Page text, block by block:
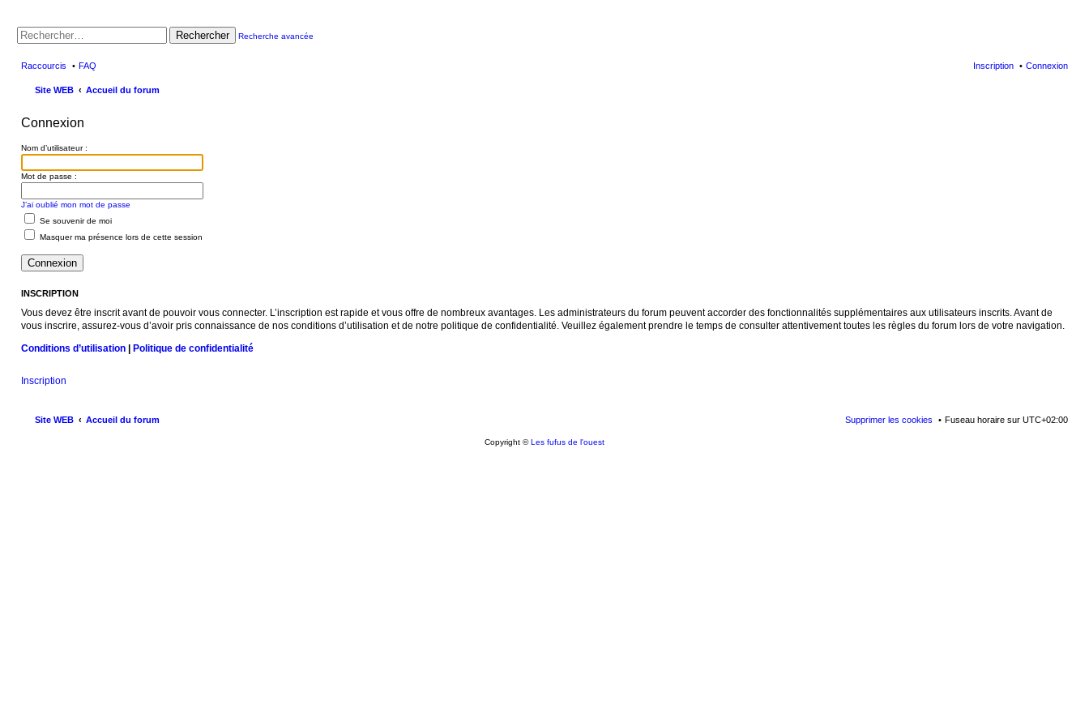
Rechercher Recherche avancée
Raccourcis FAQ Connexion
Inscription
Site WEB Accueil du forum
Connexion
Nom d’utilisateur :
Mot de passe :
J’ai oublié mon mot de passe
Se souvenir de moi
Masquer ma présence lors de cette session
INSCRIPTION
Vous devez être inscrit avant de pouvoir vous connecter. L’inscription est rapide et vous offre de nombreux avantages. Les administrateurs du forum peuvent accorder des fonctionnalités supplémentaires aux utilisateurs inscrits. Avant de
vous inscrire, assurez-vous d’avoir pris connaissance de nos conditions d’utilisation et de notre politique de confidentialité. Veuillez également prendre le temps de consulter attentivement toutes les règles du forum lors de votre navigation.
Conditions d’utilisation | Politique de confidentialité
Inscription
Site WEB Accueil du forum Fuseau horaire sur UTC+02:00
Supprimer les cookies
Copyright ©Les fufus de l'ouest